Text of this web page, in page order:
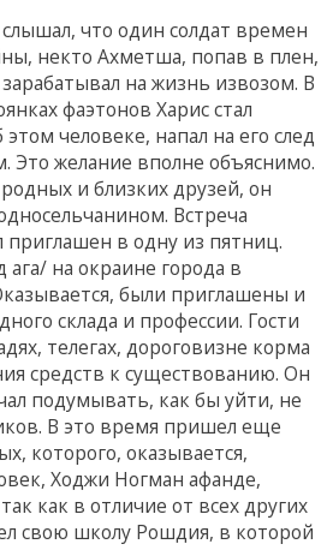
что один солдат времен
некто Ахметша, попав в плен,
на жизнь извозом. В
фаэтонов Харис стал
человеке, напал на его след
Это желание вполне объяснимо.
и близких друзей, он
Встреча
приглашен в одну из пятниц.
на окраине города в
были приглашены и
склада и профессии. Гости
телегах, дороговизне корма
средств к существованию. Он
подумывать, как бы уйти, не
В это время пришел еще
которого, оказывается,
Ходжи Ногман афанде,
как в отличие от всех других
свою школу Рошдия, в которой